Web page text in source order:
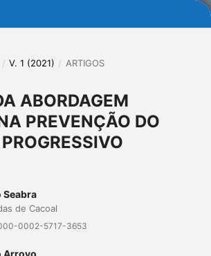
/ V. 1 (2021) / ARTIGOS
ABORDAGEM
PREVENÇÃO DO
Seabra
de Cacoal
0002-5717-3653